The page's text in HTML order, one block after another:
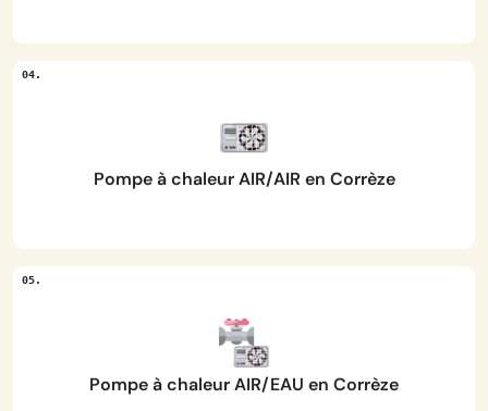
Pompe à chaleur AIR/AIR en Corrèze
Pompe à chaleur AIR/EAU en Corrèze